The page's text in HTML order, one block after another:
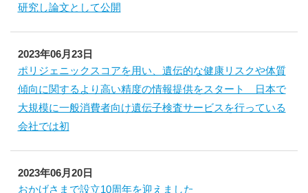
研究し論文として公開
2023年06月23日
ポリジェニックスコアを用い、遺伝的な健康リスクや体質
傾向に関するより高い精度の情報提供をスタート 日本で
大規模に一般消費者向け遺伝子検査サービスを行っている
会社では初
2023年06月20日
おかげさまで設立10周年を迎えました